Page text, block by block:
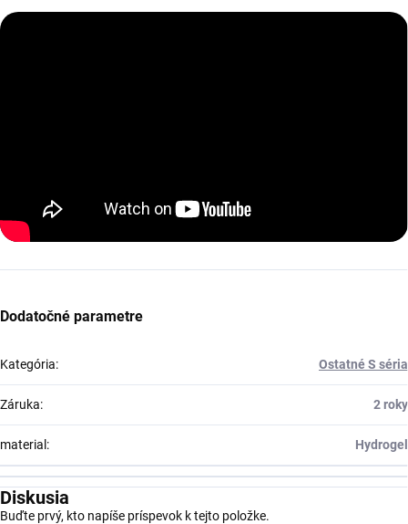
Dodatočné parametre
Kategória: Ostatné S séria
Záruka: 2 roky
material: Hydrogel
Diskusia
Buďte prvý, kto napíše príspevok k tejto položke.